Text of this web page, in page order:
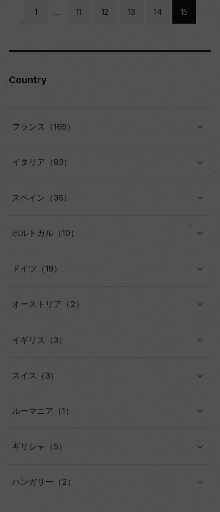
Country
フランス（169）
イタリア（93）
スペイン（36）
ポルトガル（10）
ドイツ（19）
オーストリア（2）
イギリス（3）
スイス（3）
ルーマニア（1）
ギリシャ（5）
ハンガリー（2）
1 … 11 12 13 14 15